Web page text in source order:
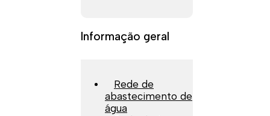
Informação geral
Rede de
abastecimento de
água